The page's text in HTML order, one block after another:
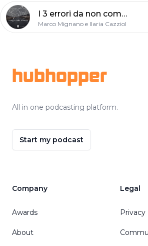
I 3 errori da non commettere nella fotografia di viaggio
Marco Mignano e Ilaria Cazziol
hubhopper
All in one podcasting platform.
Start my podcast
Company
Awards
About
Legal
Privacy